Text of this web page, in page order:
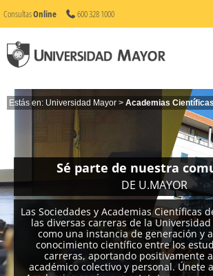
ConsultasOnline 600 328 1000
Estás en: Universidad Mayor > Academias Científicas
Sé parte de nuestra
DE U.MAYOR
Las Sociedades y Academias Científicas
las diversas carreras de la
como una instancia de generación y
conocimiento científico entre los
carreras, aportando positivamente
académico colectivo y personal. Únete